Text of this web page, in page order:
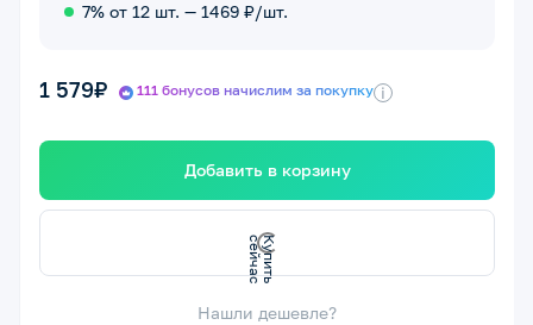
7% от 12 шт. — 1469 ₽/шт.
1 579₽ 111 бонусов начислим за покупку i
Добавить в корзину
К
у
пи
т
ь
с
е
й
ч
ас
Нашли дешевле?